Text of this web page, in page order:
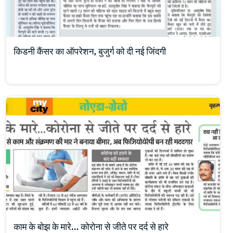
किडनी कैंसर का ऑपरेशन, बुजुर्ग को दी नई जिंदगी
काम के बोझ के मारे… कोरोना से जीते पर दर्द से हारे